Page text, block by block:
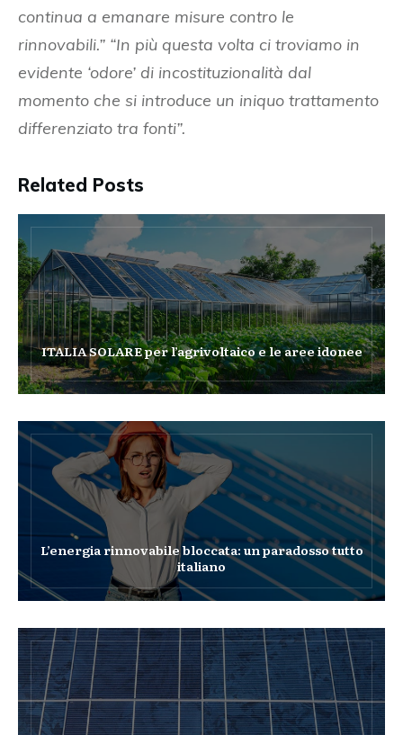
continua a emanare misure contro le
rinnovabili.” “In più questa volta ci troviamo in
evidente ‘odore’ di incostituzionalità dal
momento che si introduce un iniquo trattamento
differenziato tra fonti”.
Related Posts
ITALIA SOLARE per l’agrivoltaico e le aree idonee
L’energia rinnovabile bloccata: un paradosso tutto
italiano